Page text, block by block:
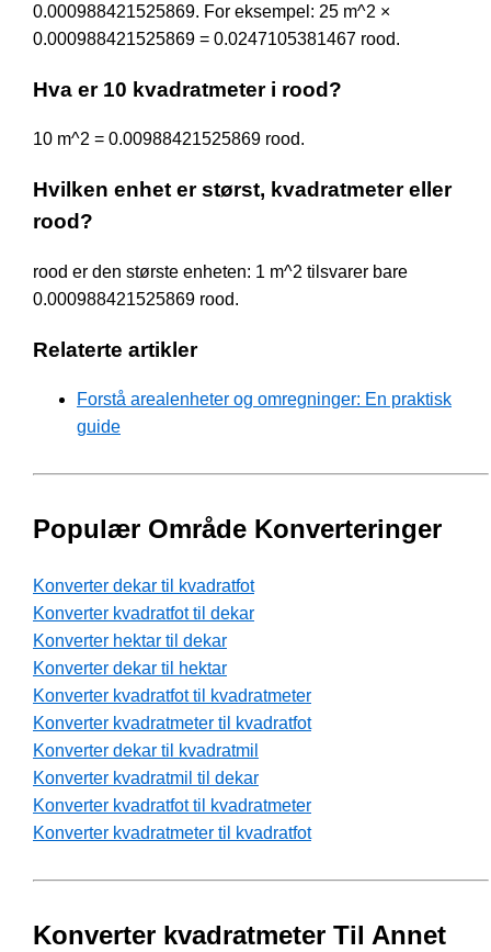
0.000988421525869. For eksempel: 25 m^2 ×
0.000988421525869 = 0.0247105381467 rood.
Hva er 10 kvadratmeter i rood?
10 m^2 = 0.00988421525869 rood.
Hvilken enhet er størst, kvadratmeter eller
rood?
rood er den største enheten: 1 m^2 tilsvarer bare
0.000988421525869 rood.
Relaterte artikler
Forstå arealenheter og omregninger: En praktisk
guide
Populær Område Konverteringer
Konverter dekar til kvadratfot
Konverter kvadratfot til dekar
Konverter hektar til dekar
Konverter dekar til hektar
Konverter kvadratfot til kvadratmeter
Konverter kvadratmeter til kvadratfot
Konverter dekar til kvadratmil
Konverter kvadratmil til dekar
Konverter kvadratfot til kvadratmeter
Konverter kvadratmeter til kvadratfot
Konverter kvadratmeter Til Annet